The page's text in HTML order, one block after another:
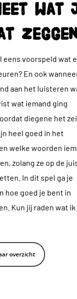
wat
eens voorspeld wat
En ook
aan het luisteren
wat iemand ging
diegene het
heel goed in het
welke woorden
zolang ze op de
In dit spel ga je
hoe goed je bent in
Kun jij raden wat ik
overzicht